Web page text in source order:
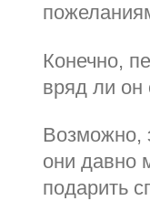
Конечно,
вряд ли он
Возможно,
они давно
подарить